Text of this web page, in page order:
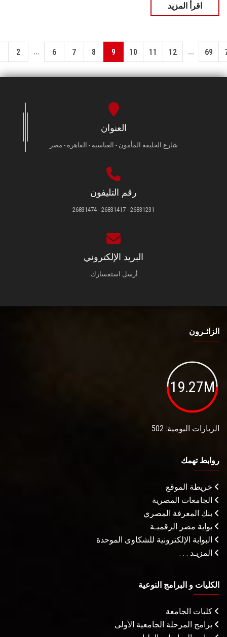
اقرأ المزيد
2 ... 6 7 8 9 10 11 12 ... 69
العنوان
شارع الخليفة المأمون - العباسية - القاهرة - مصر
رقم التليفون
26831231 - 26831417 - 26831474
البريد الإلكتروني
أرسل استفسارك.
الزائـرون
19.27M
الزيارات اليومية: 502
روابط تهمك
خريطة الموقع
الجامعات المصرية
بنك المعرفة المصري
بوابة مصر الرقميـة
البوابة الإلكترونية للشكاوى الموحدة
المزيـد . . .
الكليات و البرامج النوعية
كليات الجامعة
برامج المرحلة الجامعية الأولى